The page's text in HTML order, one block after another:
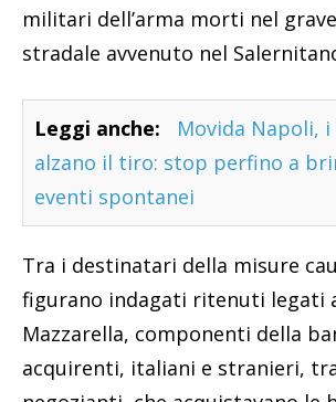
militari dell’arma morti nel
stradale avvenuto nel
Leggi anche:
Movida Napoli,
alzano il tiro: stop perfino a
eventi spontanei
Tra i destinatari della misure
figurano indagati ritenuti legati
Mazzarella, componenti della
acquirenti, italiani e stranieri,